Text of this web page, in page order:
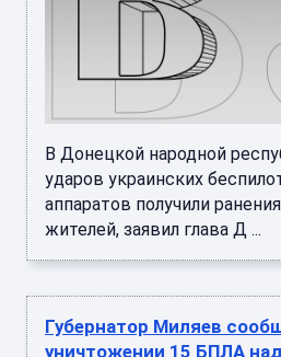
В Донецкой народной
ударов украинских
аппаратов получили
жителей, заявил глава Д ...
Губернатор Миляев
уничтожении 15 БПЛА